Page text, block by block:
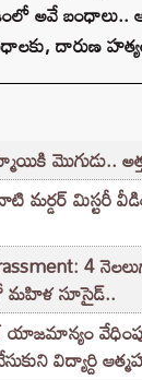
అవే బంధాలు..
దారుణ
మొగుడు..
మర్డర్ మిస్టరీ
4
మహిళ సూసైడ్..
యాజమాన్యం
విద్యార్ది